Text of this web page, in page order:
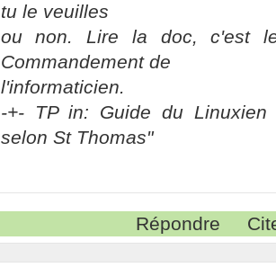
tu le veuilles
ou non. Lire la doc, c'est
Commandement de
l'informaticien.
-+- TP in: Guide du Linuxien
selon St Thomas"
Répondre